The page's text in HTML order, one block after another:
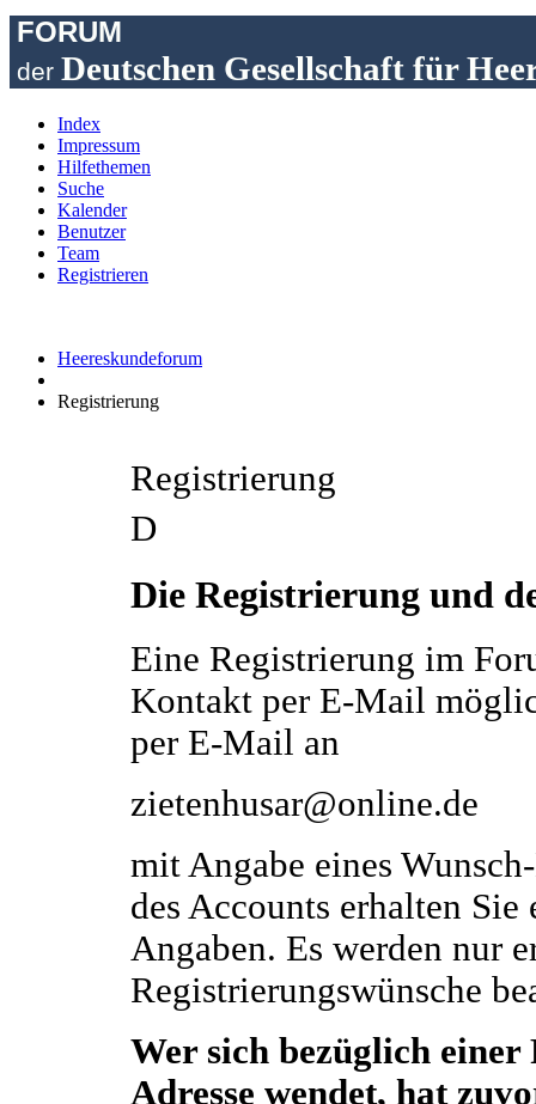
FORUM
der Deutschen Gesellschaft für
Index
Impressum
Hilfethemen
Suche
Kalender
Benutzer
Team
Registrieren
Heereskundeforum
Registrierung
Registrierung
D
Die Registrierung und
Eine Registrierung im
Kontakt per E-Mail
per E-Mail an
zietenhusar@online.de
mit Angabe eines
des Accounts erhalten
Angaben. Es werden nur
Registrierungswünsche
Wer sich bezüglich
Adresse wendet, hat